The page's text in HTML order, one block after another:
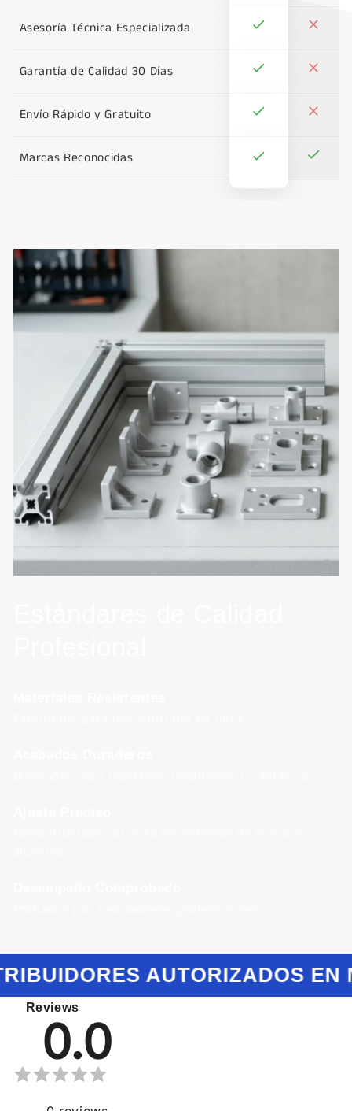
Asesoría Técnica Especializada
Garantía de Calidad 30 Días
Envío Rápido y Gratuito
Marcas Reconocidas
AUTORIZADOS EN
Reviews
0.0